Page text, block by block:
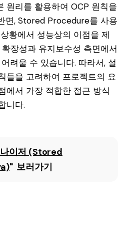
원리를 활용하여 OCP 원칙을
면, Stored Procedure를 사용
황에서 성능상의 이점을 제
장성과 유지보수성 측면에서
려울 수 있습니다. 따라서, 설
들을 고려하여 프로젝트의 요
에서 가장 적합한 접근 방식
니다.
이저 (Stored
" 보러가기